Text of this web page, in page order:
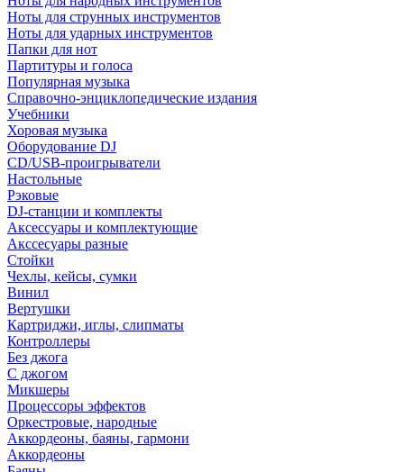
Ноты для струнных инструментов
Ноты для ударных инструментов
Папки для нот
Партитуры и голоса
Популярная музыка
Справочно-энциклопедические издания
Учебники
Хоровая музыка
Оборудование DJ
CD/USB-проигрыватели
Настольные
Рэковые
DJ-станции и комплекты
Аксессуары и комплектующие
Акссесуары разные
Стойки
Чехлы, кейсы, сумки
Винил
Вертушки
Картриджи, иглы, слипматы
Контроллеры
Без джога
С джогом
Микшеры
Процессоры эффектов
Оркестровые, народные
Аккордеоны, баяны, гармони
Аккордеоны